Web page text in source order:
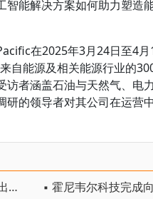
能解决方案如何助力塑造
在2025年3月24日至4
自能源及相关能源行业的
者涵盖石油与天然气、电
的领导者对其公司在运营
▪ 霍尼韦尔科技完成向美国实业合伙公司出售仓储与工作流解决方案业务